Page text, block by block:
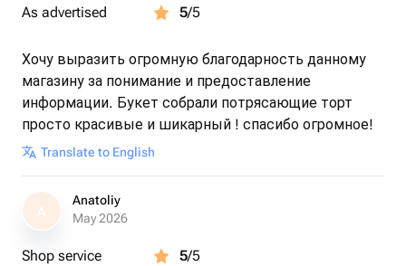
As advertised 5/5
Хочу выразить огромную благодарность данному
магазину за понимание и предоставление
информации. Букет собрали потрясающие торт
просто красивые и шикарный ! спасибо огромное!
Translate to English
A
Anatoliy
May 2026
Shop service 5/5